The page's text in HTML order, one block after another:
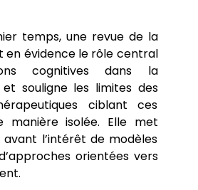
temps, une revue de la
évidence le rôle central
cognitives dans la
et souligne les limites des
ciblant ces
manière isolée. Elle met
l’intérêt de modèles
orientées vers